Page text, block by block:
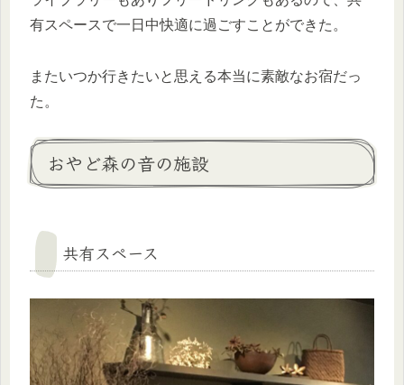
有スペースで一日中快適に過ごすことができた。
またいつか行きたいと思える本当に素敵なお宿だっ
た。
おやど森の音の施設
共有スペース